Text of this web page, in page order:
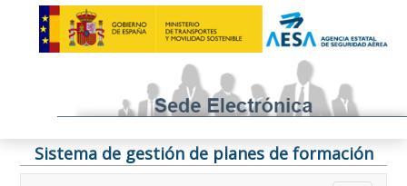
Sistema de gestión de planes de formación